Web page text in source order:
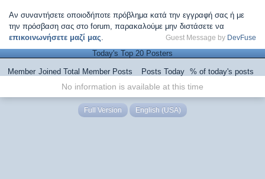
Αν συναντήσετε οποιοδήποτε πρόβλημα κατά την εγγραφή σας ή με
την πρόσβαση σας στο forum, παρακαλούμε μην διστάσετε να
επικοινωνήσετε μαζί μας. Guest Message by DevFuse
Today's Top 20 Posters
Member Joined Total Member Posts Posts Today % of today's posts
No information is available at this time
Full Version English (USA)